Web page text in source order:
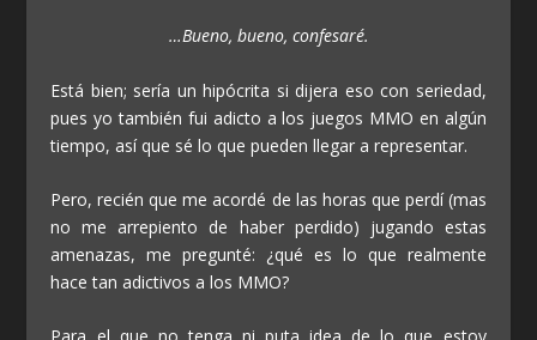
…Bueno, bueno, confesaré.
Está bien; sería un hipócrita si dijera eso con seriedad,
pues yo también fui adicto a los juegos MMO en algún
tiempo, así que sé lo que pueden llegar a representar.
Pero, recién que me acordé de las horas que perdí (mas
no me arrepiento de haber perdido) jugando estas
amenazas, me pregunté: ¿qué es lo que realmente
hace tan adictivos a los MMO?